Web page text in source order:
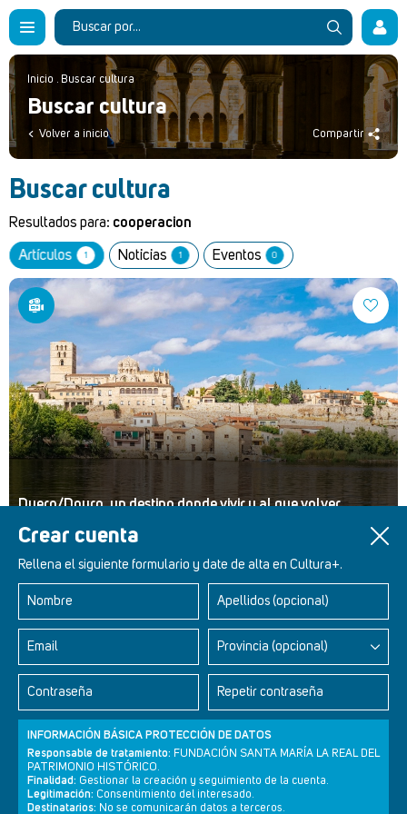
Crear cuenta
Rellena el siguiente formulario y date de alta en Cultura+.
Nombre Apellidos (opcional)
Email Provincia (opcional)
Contraseña Repetir contraseña
INFORMACIÓN BÁSICA PROTECCIÓN DE DATOS
Responsable de tratamiento: FUNDACIÓN SANTA MARÍA LA REAL DEL
PATRIMONIO HISTÓRICO.
Finalidad: Gestionar la creación y seguimiento de la cuenta.
Legitimación: Consentimiento del interesado.
Destinatarios: No se comunicarán datos a terceros.
Inicio . Buscar cultura
Buscar cultura
Volver a inicio Compartir
Buscar cultura
Resultados para: cooperacion
Artículos 1 Noticias 1 Eventos 0
Duero/Douro, un destino donde vivir y al que volver
Retablos Renacentistas Este de León